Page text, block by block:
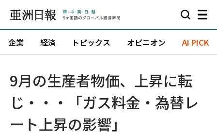
企業 経済 トピックス オピニオン AI PICK
9月の生産者物価、上昇に転
じ・・・「ガス料金・為替レ
ート上昇の影響」